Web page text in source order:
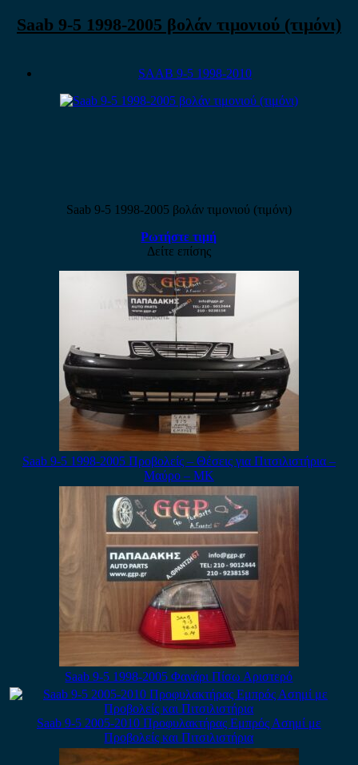
Saab 9-5 1998-2005 βολάν τιμονιού (τιμόνι)
SAAB 9-5 1998-2010
Saab 9-5 1998-2005 βολάν τιμονιού (τιμόνι)
Ρωτήστε τιμή
Δείτε επίσης
Saab 9-5 1998-2005 Προβολείς – Θέσεις για Πιτσιλιστήρια –
Μαύρο – ΜΚ
Saab 9-5 1998-2005 Φανάρι Πίσω Αριστερό
Saab 9-5 2005-2010 Προφυλακτήρας Εμπρός Ασημί με
Προβολείς και Πιτσιλιστήρια